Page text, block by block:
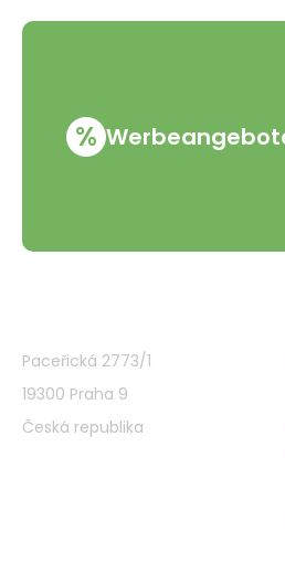
%
Paceřická 2773/1
19300 Praha 9
Česká republika